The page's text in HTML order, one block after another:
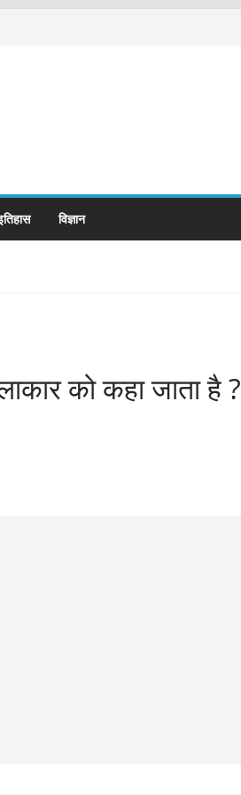
विज्ञान
को कहा जाता है ?